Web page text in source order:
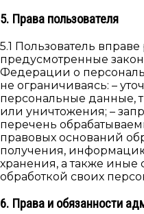
5. Права пользователя
5.1 Пользователь
предусмотренные
Федерации о
не ограничиваясь: –
персональные данные,
или уничтожения; –
перечень
правовых оснований
получения,
хранения, а также иные
обработкой своих
6. Права и обязанности